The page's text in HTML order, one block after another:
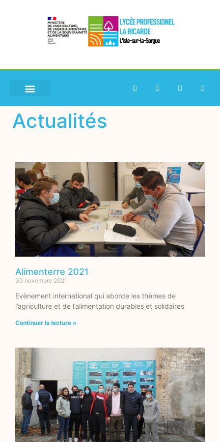
Actualités
Alimenterre 2021
30 novembre 2021
Evènement international qui aborde les thèmes de
l’agriculture et de l’alimentation durables et solidaires
Continuer la lecture »